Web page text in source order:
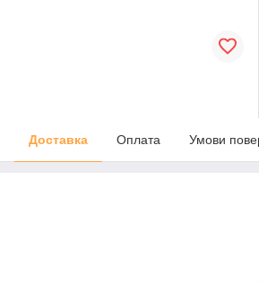
Доставка Оплата Умови